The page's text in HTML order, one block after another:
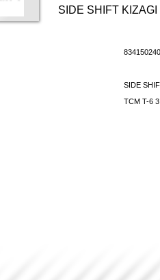
SIDE SHIFT KIZAGI
SIDE
TCM T-6